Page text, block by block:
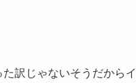
訳じゃないそうだから